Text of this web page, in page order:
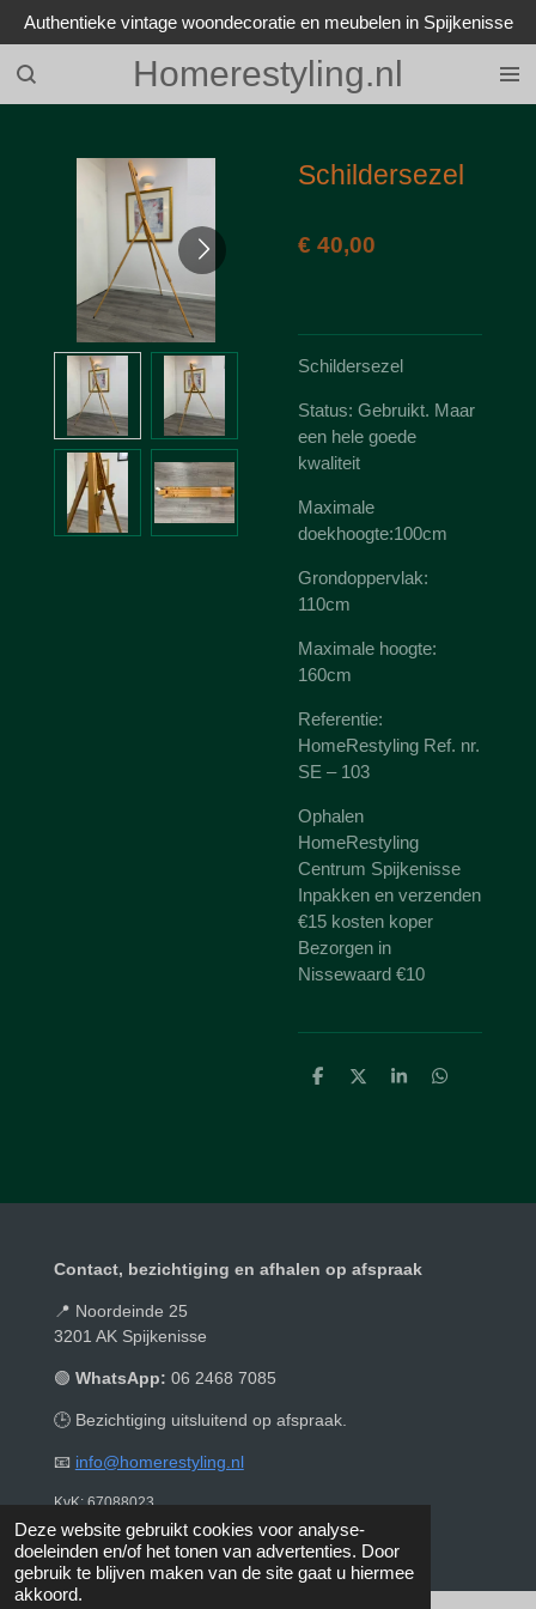
Deze website gebruikt cookies voor analyse-
doeleinden en/of het tonen van advertenties. Door
gebruik te blijven maken van de site gaat u hiermee
akkoord.
Ga
direct
naar
de
Homerestyling.nl
Authentieke vintage woondecoratie en meubelen in Spijkenisse
Schildersezel
€ 40,00
Schildersezel
Status: Gebruikt. Maar
een hele goede
kwaliteit
Maximale
doekhoogte:100cm
Grondoppervlak:
110cm
Maximale hoogte:
160cm
Referentie:
HomeRestyling Ref. nr.
SE – 103
Ophalen
HomeRestyling
Centrum Spijkenisse
Inpakken en verzenden
€15 kosten koper
Bezorgen in
Nissewaard €10
D
D
S
D
Contact, bezichtiging en afhalen op afspraak
📍 Noordeinde 25
3201 AK Spijkenisse
🟢 WhatsApp: 06 2468 7085
🕒 Bezichtiging uitsluitend op afspraak.
📧 info@homerestyling.nl
KvK: 67088023
© 2019 - 2026 Homerestyling